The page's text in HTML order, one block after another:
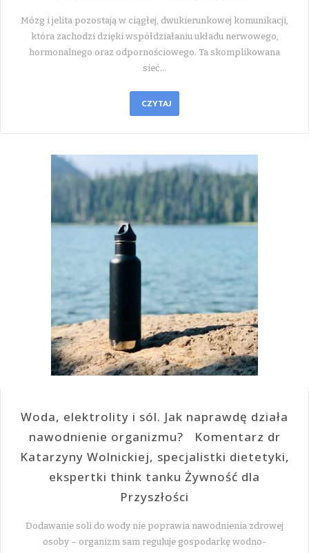
Mózg i jelita pozostają w ciągłej, dwukierunkowej komunikacji,
która zachodzi dzięki współdziałaniu układu nerwowego,
hormonalnego oraz odpornościowego. Ta skomplikowana
sieć…
CZYTAJ
Woda, elektrolity i sól. Jak naprawdę działa
nawodnienie organizmu? Komentarz dr
Katarzyny Wolnickiej, specjalistki dietetyki,
ekspertki think tanku Żywność dla
Przyszłości
Dodawanie soli do wody nie poprawia nawodnienia zdrowej
osoby – organizm sam reguluje gospodarkę wodno-